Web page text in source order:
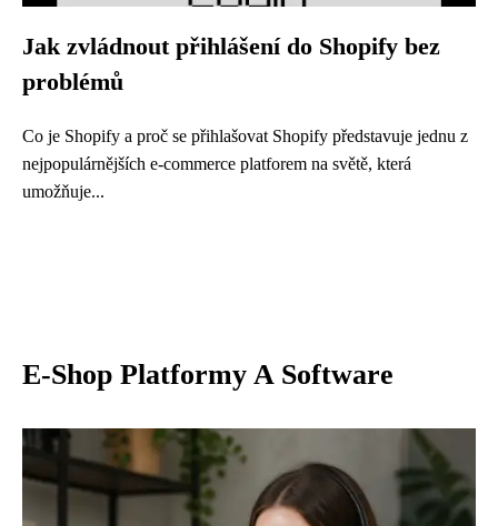
Jak zvládnout přihlášení do Shopify bez
problémů
Co je Shopify a proč se přihlašovat Shopify představuje jednu z
nejpopulárnějších e-commerce platforem na světě, která
umožňuje...
E-Shop Platformy A Software